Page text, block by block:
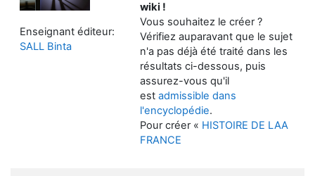
wiki !
Vous souhaitez le créer ?
Vérifiez auparavant que le sujet
n'a pas déjà été traité dans les
résultats ci-dessous, puis
assurez-vous qu'il
est admissible dans
l'encyclopédie.
Pour créer « HISTOIRE DE LAA
FRANCE
Enseignant éditeur:
SALL Binta